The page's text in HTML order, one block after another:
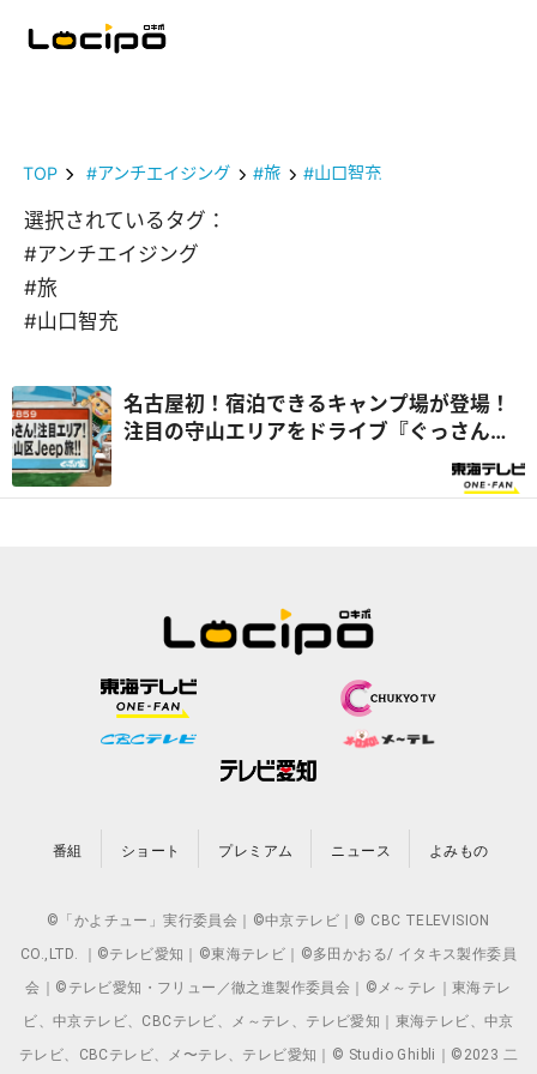
TOP #アンチエイジング #旅 #山口智充
選択されているタグ：
#アンチエイジング
#旅
#山口智充
名古屋初！宿泊できるキャンプ場が登場！
注目の守山エリアをドライブ『ぐっさん
番組 ショート プレミアム ニュース よみもの
©「かよチュー」実行委員会｜©中京テレビ｜© CBC TELEVISION
CO.,LTD. ｜©テレビ愛知｜©東海テレビ｜©多田かおる/ イタキス製作委員
会｜©テレビ愛知・フリュー／徹之進製作委員会｜©メ～テレ｜東海テレ
ビ、中京テレビ、CBCテレビ、メ～テレ、テレビ愛知｜東海テレビ、中京
テレビ、CBCテレビ、メ〜テレ、テレビ愛知｜© Studio Ghibli｜©2023 二